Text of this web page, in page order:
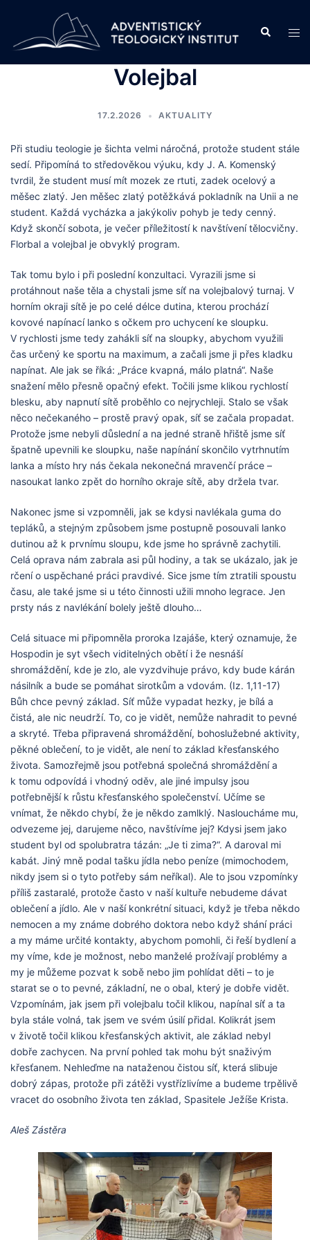
content
Search
Volejbal
17.2.2026 AKTUALITY
Při studiu teologie je šichta velmi náročná, protože student stále
sedí. Připomíná to středověkou výuku, kdy J. A. Komenský
tvrdil, že student musí mít mozek ze rtuti, zadek ocelový a
měšec zlatý. Jen měšec zlatý potěžkává pokladník na Unii a ne
student. Každá vycházka a jakýkoliv pohyb je tedy cenný.
Když skončí sobota, je večer příležitostí k navštívení tělocvičny.
Florbal a volejbal je obvyklý program.
Tak tomu bylo i při poslední konzultaci. Vyrazili jsme si
protáhnout naše těla a chystali jsme síť na volejbalový turnaj. V
horním okraji sítě je po celé délce dutina, kterou prochází
kovové napínací lanko s očkem pro uchycení ke sloupku.
V rychlosti jsme tedy zahákli síť na sloupky, abychom využili
čas určený ke sportu na maximum, a začali jsme ji přes kladku
napínat. Ale jak se říká: „Práce kvapná, málo platná“. Naše
snažení mělo přesně opačný efekt. Točili jsme klikou rychlostí
blesku, aby napnutí sítě proběhlo co nejrychleji. Stalo se však
něco nečekaného – prostě pravý opak, síť se začala propadat.
Protože jsme nebyli důslední a na jedné straně hřiště jsme síť
špatně upevnili ke sloupku, naše napínání skončilo vytrhnutím
lanka a místo hry nás čekala nekonečná mravenčí práce –
nasoukat lanko zpět do horního okraje sítě, aby držela tvar.
Nakonec jsme si vzpomněli, jak se kdysi navlékala guma do
tepláků, a stejným způsobem jsme postupně posouvali lanko
dutinou až k prvnímu sloupu, kde jsme ho správně zachytili.
Celá oprava nám zabrala asi půl hodiny, a tak se ukázalo, jak je
rčení o uspěchané práci pravdivé. Sice jsme tím ztratili spoustu
času, ale také jsme si u této činnosti užili mnoho legrace. Jen
prsty nás z navlékání bolely ještě dlouho…
Celá situace mi připomněla proroka Izajáše, který oznamuje, že
Hospodin je syt všech viditelných obětí i že nesnáší
shromáždění, kde je zlo, ale vyzdvihuje právo, kdy bude kárán
násilník a bude se pomáhat sirotkům a vdovám. (Iz. 1,11-17)
Bůh chce pevný základ. Síť může vypadat hezky, je bílá a
čistá, ale nic neudrží. To, co je vidět, nemůže nahradit to pevné
a skryté. Třeba připravená shromáždění, bohoslužebné aktivity,
pěkné oblečení, to je vidět, ale není to základ křesťanského
života. Samozřejmě jsou potřebná společná shromáždění a
k tomu odpovídá i vhodný oděv, ale jiné impulsy jsou
potřebnější k růstu křesťanského společenství. Učíme se
vnímat, že někdo chybí, že je někdo zamlklý. Nasloucháme mu,
odvezeme jej, darujeme něco, navštívíme jej? Kdysi jsem jako
student byl od spolubratra tázán: „Je ti zima?“. A daroval mi
kabát. Jiný mně podal tašku jídla nebo peníze (mimochodem,
nikdy jsem si o tyto potřeby sám neříkal). Ale to jsou vzpomínky
příliš zastaralé, protože často v naší kultuře nebudeme dávat
oblečení a jídlo. Ale v naší konkrétní situaci, když je třeba někdo
nemocen a my známe dobrého doktora nebo když shání práci
a my máme určité kontakty, abychom pomohli, či řeší bydlení a
my víme, kde je možnost, nebo manželé prožívají problémy a
my je můžeme pozvat k sobě nebo jim pohlídat děti – to je
starat se o to pevné, základní, ne o obal, který je dobře vidět.
Vzpomínám, jak jsem při volejbalu točil klikou, napínal síť a ta
byla stále volná, tak jsem ve svém úsilí přidal. Kolikrát jsem
v životě točil klikou křesťanských aktivit, ale základ nebyl
dobře zachycen. Na první pohled tak mohu být snaživým
křesťanem. Nehleďme na nataženou čistou síť, která slibuje
dobrý zápas, protože při zátěži vystřízlivíme a budeme trpělivě
vracet do osobního života ten základ, Spasitele Ježíše Krista.
Aleš Zástěra